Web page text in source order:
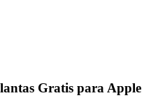
Gratis para Apple